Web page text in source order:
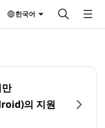
한국어
의 지원